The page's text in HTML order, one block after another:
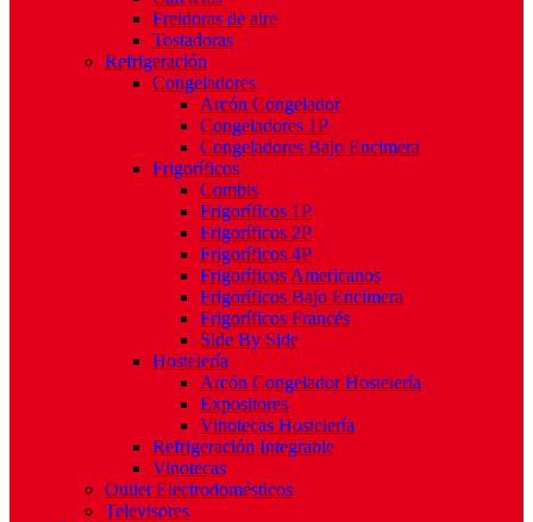
Freidoras de aire
Tostadoras
Refrigeración
Congeladores
Arcón Congelador
Congeladores 1P
Congeladores Bajo Encimera
Frigoríficos
Combis
Frigoríficos 1P
Frigoríficos 2P
Frigoríficos 4P
Frigoríficos Americanos
Frigoríficos Bajo Encimera
Frigoríficos Francés
Side By Side
Hostelería
Arcón Congelador Hostelería
Expositores
Vinotecas Hostelería
Refrigeración Integrable
Vinotecas
Outlet Electrodomésticos
Televisores